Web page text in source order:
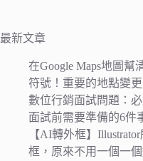
最新文章
在Google Maps地圖幫
符號！重要的地點變
數位行銷面試問題：
面試前需要準備的6件
【AI轉外框】
框，原來不用一個一個